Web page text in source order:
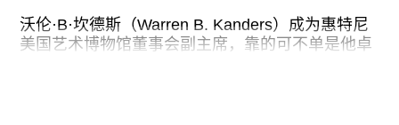
键问题：如何处理自己和群体的身体，如何摆放“不
合时宜”的自己。毕竟，经历了前半年的物理隔离和
沃伦·B·坎德斯（Warren B. Kanders）成为惠特尼
美国艺术博物馆董事会副主席，靠的可不单是他卓